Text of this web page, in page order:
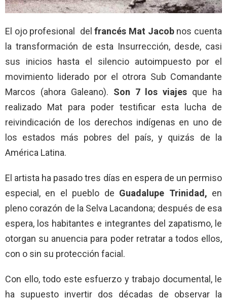
El ojo profesional delfrancés Mat Jacobnos cuenta
la transformación de esta Insurrección, desde, casi
sus inicios hasta el silencio autoimpuesto por el
movimiento liderado por el otrora Sub Comandante
Marcos (ahora Galeano). Son 7 los viajes que ha
realizado Mat para poder testificar esta lucha de
reivindicación de los derechos indígenas en uno de
los estados más pobres del país, y quizás de la
América Latina.
El artista ha pasado tres días en espera de un permiso
especial, en el pueblo de Guadalupe Trinidad, en
pleno corazón de la Selva Lacandona; después de esa
espera, los habitantes e integrantes del zapatismo, le
otorgan su anuencia para poder retratar a todos ellos,
con o sin su protección facial.
Con ello, todo este esfuerzo y trabajo documental, le
ha supuesto invertir dos décadas de observar la